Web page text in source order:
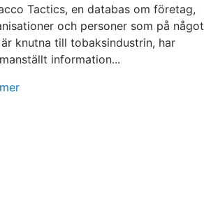
Tactics, en databas om företag,
och personer som på något
knutna till tobaksindustrin, har
information...